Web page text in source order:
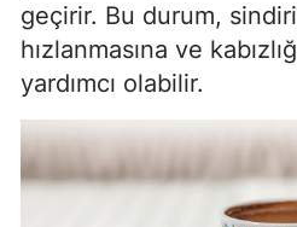
geçirir. Bu durum,
hızlanmasına ve
yardımcı olabilir.